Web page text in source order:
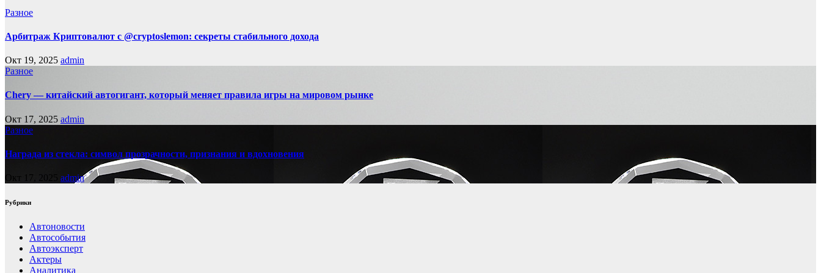
Разное
Арбитраж Криптовалют с @cryptoslemon: секреты стабильного дохода
Окт 19, 2025 admin
Разное
Chery — китайский автогигант, который меняет правила игры на мировом рынке
Окт 17, 2025 admin
Разное
Награда из стекла: символ прозрачности, признания и вдохновения
Окт 17, 2025 admin
Рубрики
Автоновости
Автособытия
Автоэксперт
Актеры
Аналитика